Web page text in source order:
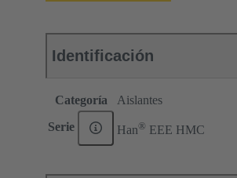
Identificación
Categoría Aislantes
Serie Han® EEE HMC